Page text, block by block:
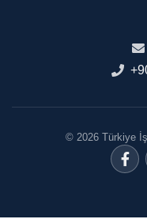
© 2026 Türkiye